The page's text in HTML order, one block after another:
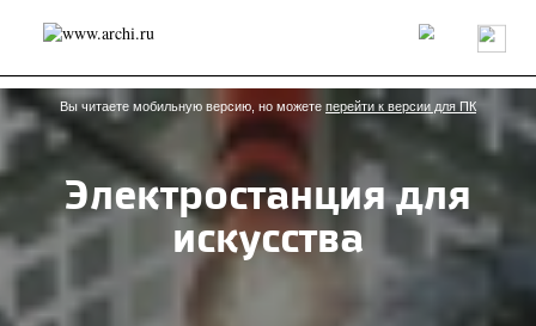
Россия Мир Технологии Интерьер Пресса
Архитекторы
Проекты
Конкурсы События Книги Вакансии
send.project Анонсы конкурсов
Блог
Журнал
Интервью Исследование
Мнение
Обзор
Объект
Результаты конкурса
Репортаж
Дизайн
Вы читаете мобильную версию, но можете перейти к версии для ПК
Электростанция для
искусства